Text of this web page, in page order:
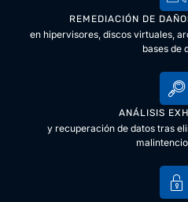
REMEDIACIÓN DE
en hipervisores, discos virtuales,
bases de
ANÁLISIS
y recuperación de datos tras